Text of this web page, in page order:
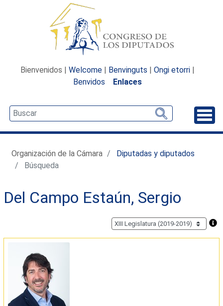
Bienvenidos | Welcome | Benvinguts | Ongi etorri |
Benvidos
Enlaces
Organización de la Cámara
Diputadas y diputados
Búsqueda
Del Campo Estaún, Sergio